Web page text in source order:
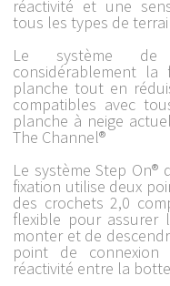
réactivité et une
tous les types de
Le système de
considérablement
planche tout en
compatibles avec
planche à neige
The Channel®
Le système Step
fixation utilise deux
des crochets 2,0
flexible pour assurer
monter et de
point de
réactivité entre la